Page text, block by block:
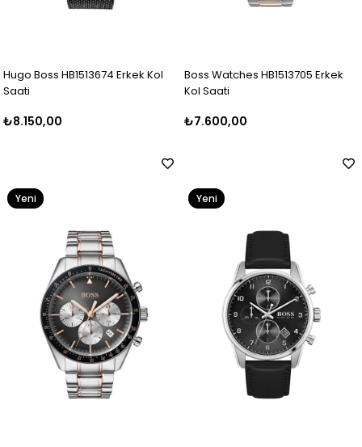
Hugo Boss HB1513674 Erkek Kol
Saati
₺8.150,00
Boss Watches HB1513705 Erkek
Kol Saati
₺7.600,00
Yeni
Yeni